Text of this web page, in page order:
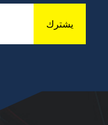
يشترك